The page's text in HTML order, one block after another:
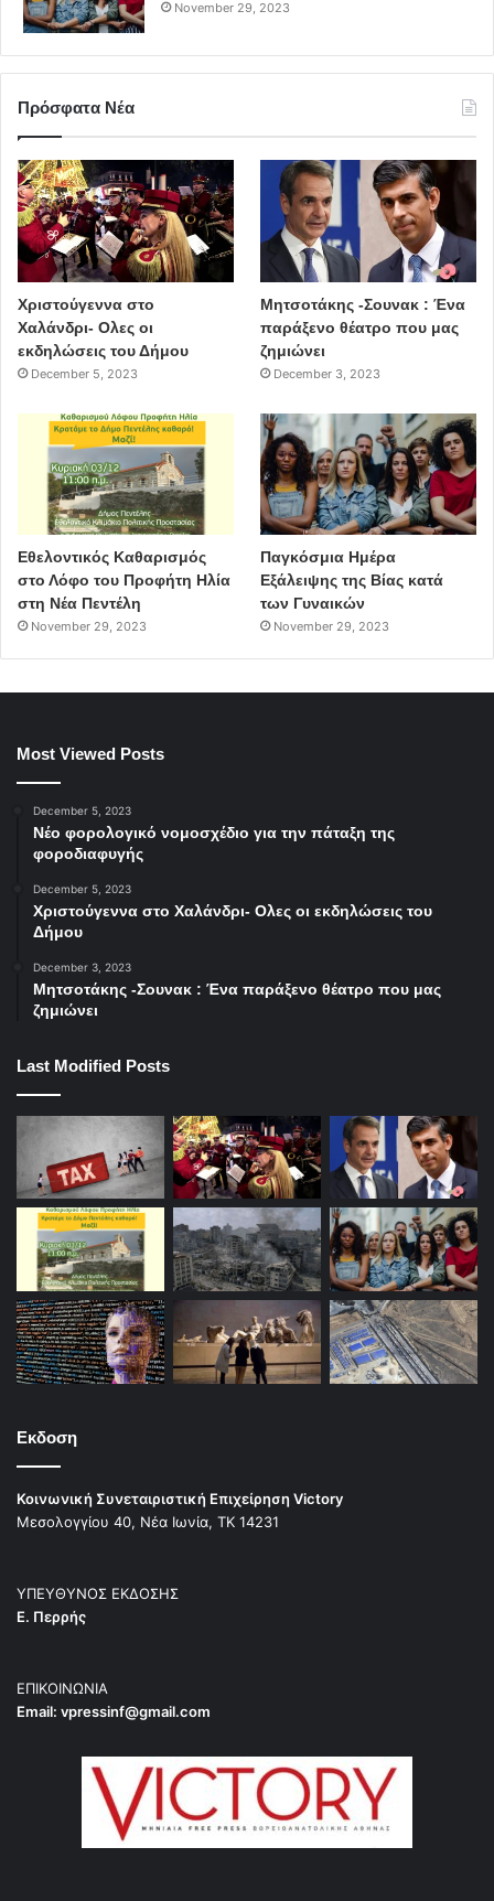
November 29, 2023
Πρόσφατα Νέα
Χριστούγεννα στο
Χαλάνδρι- Ολες οι
εκδηλώσεις του Δήμου
December 5, 2023
Μητσοτάκης -Σουνακ : Ένα
παράξενο θέατρο που μας
ζημιώνει
December 3, 2023
Εθελοντικός Καθαρισμός
στο Λόφο του Προφήτη Ηλία
στη Νέα Πεντέλη
November 29, 2023
Παγκόσμια Ημέρα
Εξάλειψης της Βίας κατά
των Γυναικών
November 29, 2023
Most Viewed Posts
December 5, 2023
Νέο φορολογικό νομοσχέδιο για την πάταξη της
φοροδιαφυγής
December 5, 2023
Χριστούγεννα στο Χαλάνδρι- Ολες οι εκδηλώσεις του
Δήμου
December 3, 2023
Μητσοτάκης -Σουνακ : Ένα παράξενο θέατρο που μας
ζημιώνει
Last Modified Posts
Εκδοση
Κοινωνική Συνεταιριστική Επιχείρηση Victory
Μεσολογγίου 40, Νέα Ιωνία, ΤΚ 14231
ΥΠΕΥΘΥΝΟΣ ΕΚΔΟΣΗΣ
Ε. Περρής
ΕΠΙΚΟΙΝΩΝΙΑ
Email: vpressinf@gmail.com